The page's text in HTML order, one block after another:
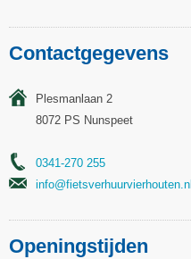
Contactgegevens
Plesmanlaan 2
8072 PS Nunspeet
0341-270 255
info@fietsverhuurvierhouten.nl
Openingstijden